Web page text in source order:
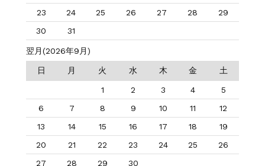
23
24 25 26 27 28
29
30
31
翌月(2026年9月)
日 月 火 水 木 金 土
1 2 3 4
5
6
7 8 9 10 11
12
13
14 15 16 17 18
19
20
21 22 23 24 25
26
27
28 29 30